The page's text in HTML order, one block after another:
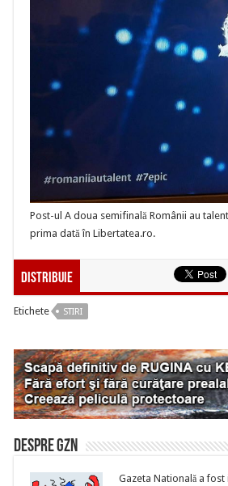
Post-ul A doua semifinală Românii au
prima dată în Libertatea.ro.
Distribuie
Etichete STIRI
Despre gzn
Gazeta Natională a